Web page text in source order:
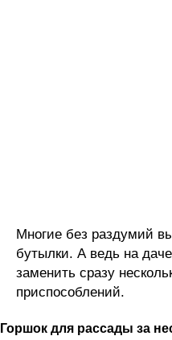
Многие без раздумий
бутылки. А ведь на
заменить сразу
приспособлений.
Горшок для рассады за